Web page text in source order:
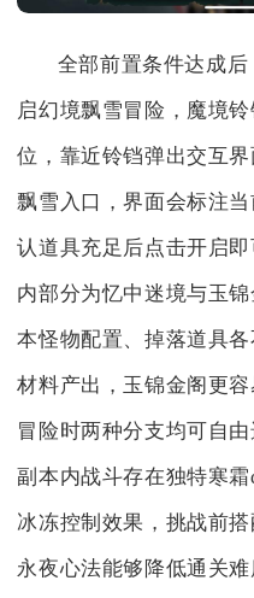
全部前置条件达成
启幻境飘雪冒险，魔境
位，靠近铃铛弹出交互
飘雪入口，界面会标注
认道具充足后点击开启
内部分为忆中迷境与玉
本怪物配置、掉落道具
材料产出，玉锦金阁更
冒险时两种分支均可自
副本内战斗存在独特寒
冰冻控制效果，挑战前
永夜心法能够降低通关